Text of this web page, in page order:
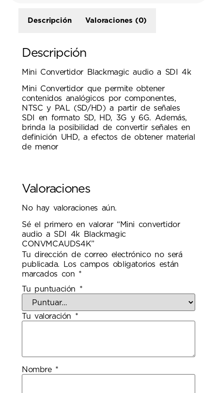
Descripción Valoraciones (0)
Descripción
Mini Convertidor Blackmagic audio a SDI 4k
Mini Convertidor que permite obtener
contenidos analógicos por componentes,
NTSC y PAL (SD/HD) a partir de señales
SDI en formato SD, HD, 3G y 6G. Además,
brinda la posibilidad de convertir señales en
definición UHD, a efectos de obtener material
de menor
Valoraciones
No hay valoraciones aún.
Sé el primero en valorar “Mini convertidor
audio a SDI 4k Blackmagic
CONVMCAUDS4K”
Tu dirección de correo electrónico no será
publicada.
Los campos obligatorios están
marcados con *
Tu puntuación *
Tu valoración *
Nombre *